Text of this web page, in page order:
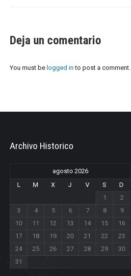
Deja un comentario
You must be logged in to post a comment.
Archivo Historico
agosto 2026
L
M X J V S
D
1
2
3
4 5 6 7 8
9
10
11 12 13 14 15
16
17
18 19 20 21 22
23
24
25 26 27 28 29
30
31